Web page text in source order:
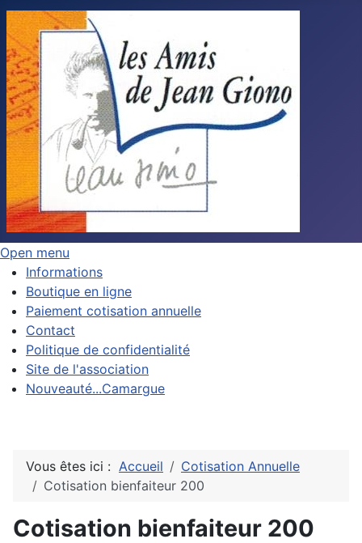
Open menu
Informations
Boutique en ligne
Paiement cotisation annuelle
Contact
Politique de confidentialité
Site de l'association
Nouveauté...Camargue
Vous êtes ici : Accueil
Cotisation Annuelle
Cotisation bienfaiteur 200
Cotisation bienfaiteur 200